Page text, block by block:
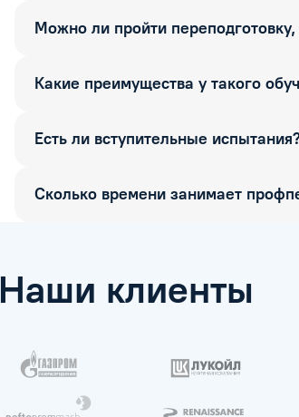
Можно ли пройти переподготовку,
Какие преимущества у такого
Есть ли вступительные
Сколько времени занимает
Наши клиенты